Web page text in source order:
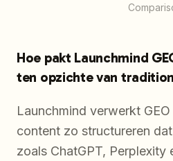
Hoe pakt Launchmind
ten opzichte van
Launchmind verwerkt
content zo structureren
zoals ChatGPT, Perplexity